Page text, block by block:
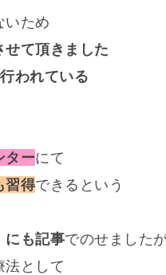
いため
て頂きました
われている
ターにて
習得できるという
にも記事でのせました
法として